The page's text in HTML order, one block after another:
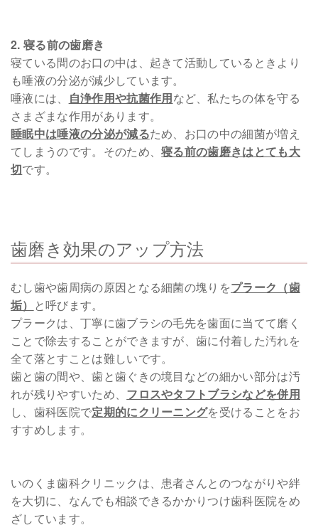
2. 寝る前の歯磨き
寝ている間のお口の中は、起きて活動しているときより
も唾液の分泌が減少しています。
唾液には、
自浄作用や抗菌作用など、私たちの体を守る
さまざまな作用があります。
睡眠中は唾液の分泌が減るため、お口の中の細菌が増え
てしまうのです。そのため、寝る前の歯磨きはとても大
切です。
歯磨き効果のアップ方法
むし歯や歯周病の原因となる細菌の塊りをプラーク（歯
垢） と呼びます。
プラークは、丁寧に歯ブラシの毛先を歯面に当てて磨く
ことで除去することができますが、歯に付着した汚れを
全て落とすことは難しいです。
歯と歯の間や、歯と歯ぐきの境目などの細かい部分は汚
れが残りやすいため、 フロスやタフトブラシなどを併用
し、歯科医院で定期的にクリーニングを受けることをお
すすめします。
いのくま歯科クリニックは、患者さんとのつながりや絆
を大切に、なんでも相談できるかかりつけ歯科医院をめ
ざしています。